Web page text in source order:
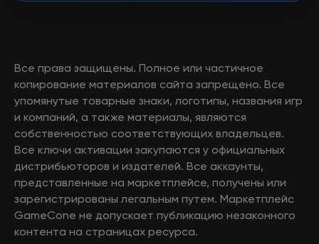
Все права защищены. Полное или частичное
копирование материалов сайта запрещено. Все
упомянутые товарные знаки, логотипы, названия игр
и компаний, а также материалы, являются
собственностью соответствующих владельцев.
Все ключи активации закупаются у официальных
дистрибьюторов и издателей. Все аккаунты,
представленные на маркетплейсе, получены или
зарегистрированы легальным путем. Маркетплейс
GameCone не допускает публикацию незаконного
контента на страницах ресурса.